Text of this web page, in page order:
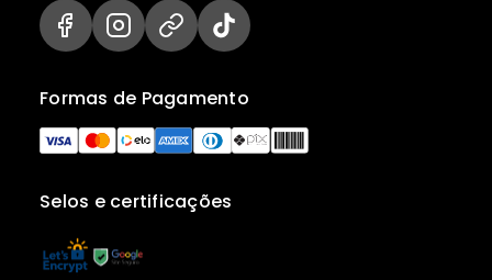
Selos e certificações
Formas de Pagamento